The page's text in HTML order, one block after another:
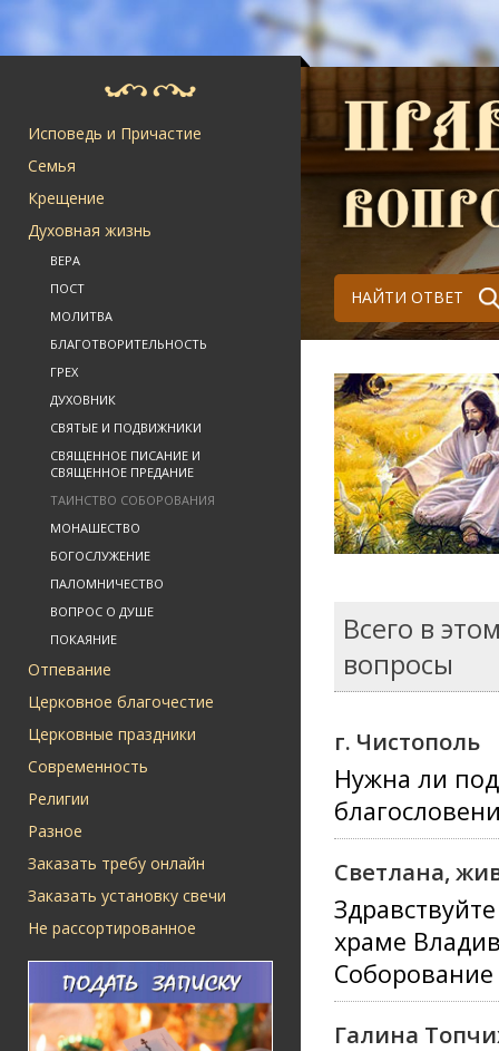
Исповедь и Причастие
Семья
Крещение
Духовная жизнь
ВЕРА
ПОСТ
МОЛИТВА
БЛАГОТВОРИТЕЛЬНОСТЬ
ГРЕХ
ДУХОВНИК
СВЯТЫЕ И ПОДВИЖНИКИ
СВЯЩЕННОЕ ПИСАНИЕ И
СВЯЩЕННОЕ ПРЕДАНИЕ
ТАИНСТВО СОБОРОВАНИЯ
МОНАШЕСТВО
БОГОСЛУЖЕНИЕ
ПАЛОМНИЧЕСТВО
ВОПРОС О ДУШЕ
ПОКАЯНИЕ
Отпевание
Церковное благочестие
Церковные праздники
Современность
Религии
Разное
Заказать требу онлайн
Заказать установку свечи
Не рассортированное
НАЙТИ ОТВЕТ
Всего в
вопросы
г. Чистополь
Нужна ли
Светлана,
храме
Соборование
Галина